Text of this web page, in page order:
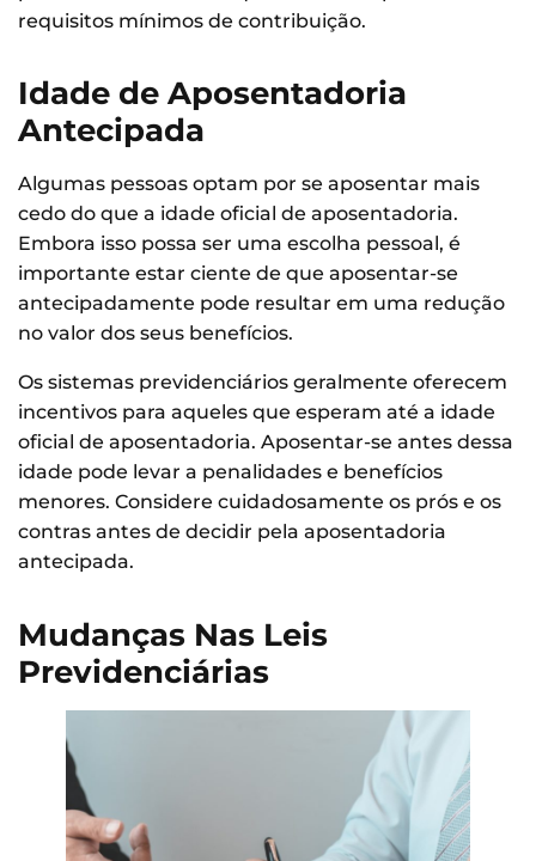
requisitos mínimos de contribuição.
Idade de Aposentadoria
Antecipada
Algumas pessoas optam por se aposentar mais
cedo do que a idade oficial de aposentadoria.
Embora isso possa ser uma escolha pessoal, é
importante estar ciente de que aposentar-se
antecipadamente pode resultar em uma redução
no valor dos seus benefícios.
Os sistemas previdenciários geralmente oferecem
incentivos para aqueles que esperam até a idade
oficial de aposentadoria. Aposentar-se antes dessa
idade pode levar a penalidades e benefícios
menores. Considere cuidadosamente os prós e os
contras antes de decidir pela aposentadoria
antecipada.
Mudanças Nas Leis
Previdenciárias